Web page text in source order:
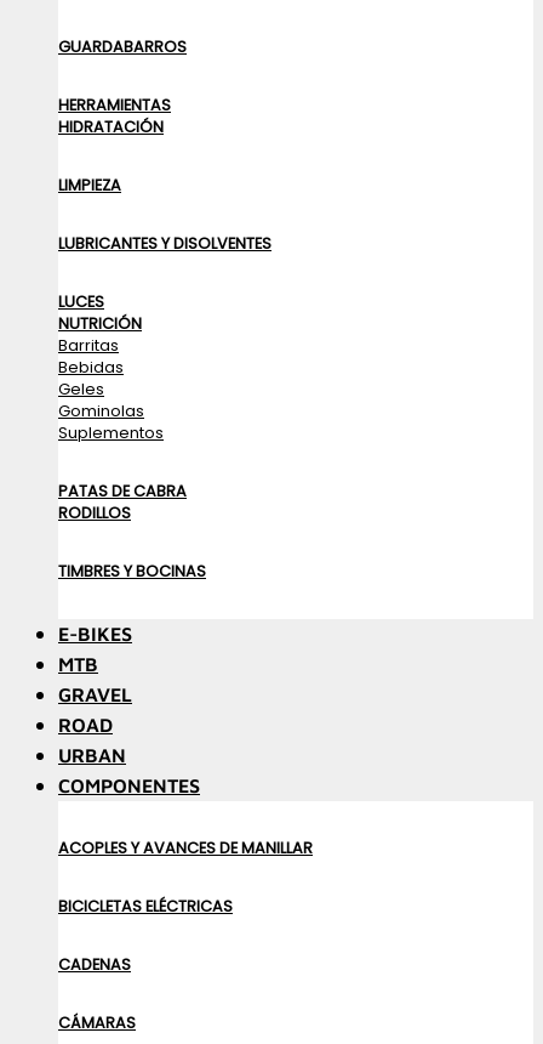
GUARDABARROS
HERRAMIENTAS
HIDRATACIÓN
LIMPIEZA
LUBRICANTES Y DISOLVENTES
LUCES
NUTRICIÓN
Barritas
Bebidas
Geles
Gominolas
Suplementos
PATAS DE CABRA
RODILLOS
TIMBRES Y BOCINAS
E-BIKES
MTB
GRAVEL
ROAD
URBAN
COMPONENTES
ACOPLES Y AVANCES DE MANILLAR
BICICLETAS ELÉCTRICAS
CADENAS
CÁMARAS